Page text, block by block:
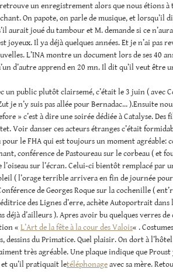
un enregistrement alors que nous étions à
On papote, on parle de musique, et lorsqu’il
aurait joué du tambour et M. demande si ce
joyeux. Il ya déjà quelques années. Et je n’ai pas
L’INA montre un document lors de ses 40
d’autre apprend en 20 mn. Il dit qu’il veut être
un public plutôt clairsemé, c’était le 3 juin ( avec
je n’y suis pas allée pour Bernadac… ).Ensuite
» c’est à dire une soirée dédiée à Catalyse. Des
Voir danser ces acteurs étranges c’était
le FHA qui est toujours un moment agréable:
conférence de Pastoureau sur le corbeau ( et
l’oiseau sur l’écran. Celui-ci bientôt remplacé par
( l’orage terrible arrivera en fin de journée
de Georges Roque sur la cochenille (
des Lignes d’erre, achète Autoportrait dans
déjà d’ailleurs ). Apres avoir bu quelques verres
« L’Art de la fête à la cour des Valois« .
dessins du Primatice. Quel plaisir. On dort à
très agréable. Une plaque indique que Proust
qu’il pratiquait letéléphonageavec sa mère.